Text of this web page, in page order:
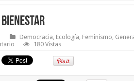
bienestar
Democracia, Ecología, Feminismo,
180 Vistas